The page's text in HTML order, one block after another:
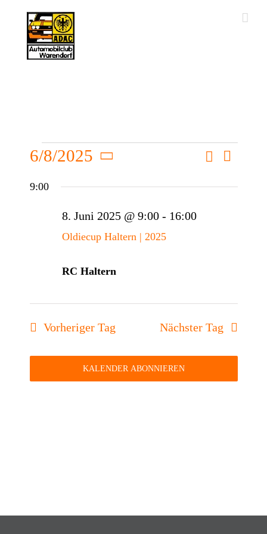
springen
Veranstaltungen
für
Juni
2025
Suche
Tag
6/8/2025
wählen.
9:00
Oldiecup Haltern | 2025
8. Juni 2025 @ 9:00- 16:00
RC Haltern
Vorheriger Tag Nächster Tag
KALENDER ABONNIEREN